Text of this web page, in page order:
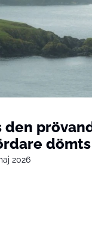
den
2026